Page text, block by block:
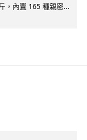
，內置 165 種親密...